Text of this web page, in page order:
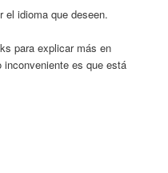
el idioma que deseen.
para explicar más en
es que está